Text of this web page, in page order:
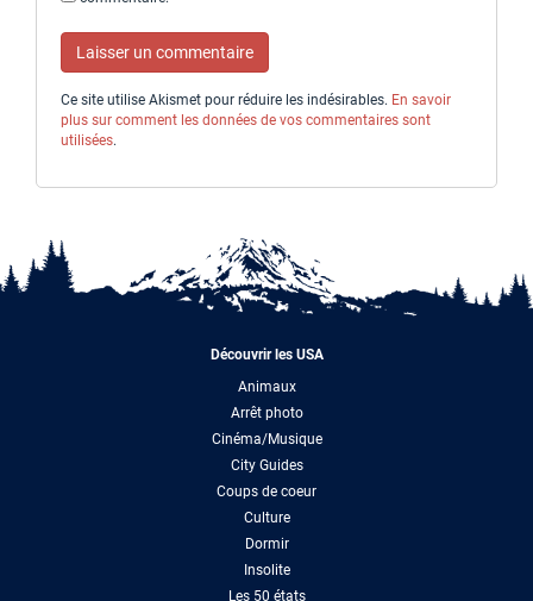
Ce site utilise Akismet pour réduire les indésirables. En savoir
plus sur comment les données de vos commentaires sont
utilisées.
Découvrir les USA
Animaux
Arrêt photo
Cinéma/Musique
City Guides
Coups de coeur
Culture
Dormir
Insolite
Les 50 états